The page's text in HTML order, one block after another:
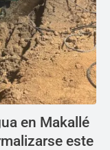
en Makallé
este